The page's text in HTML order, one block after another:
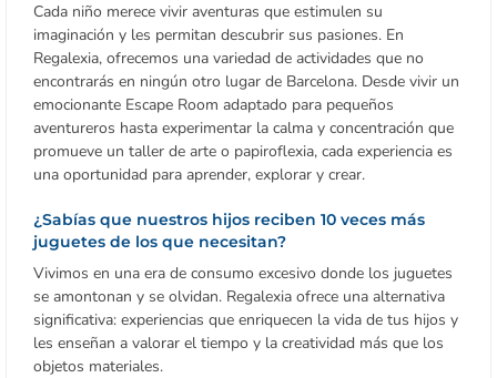
Cada niño merece vivir aventuras que estimulen su
imaginación y les permitan descubrir sus pasiones. En
Regalexia, ofrecemos una variedad de actividades que no
encontrarás en ningún otro lugar de Barcelona. Desde vivir un
emocionante Escape Room adaptado para pequeños
aventureros hasta experimentar la calma y concentración que
promueve un taller de arte o papiroflexia, cada experiencia es
una oportunidad para aprender, explorar y crear.
¿Sabías que nuestros hijos reciben 10 veces más
juguetes de los que necesitan?
Vivimos en una era de consumo excesivo donde los juguetes
se amontonan y se olvidan. Regalexia ofrece una alternativa
significativa: experiencias que enriquecen la vida de tus hijos y
les enseñan a valorar el tiempo y la creatividad más que los
objetos materiales.